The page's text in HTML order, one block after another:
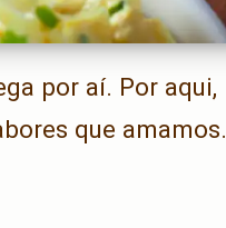
por aí. Por aqui,
que amamos.